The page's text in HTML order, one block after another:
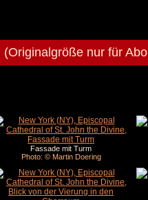
(Originalgröße nur für
Fassade mit Turm
Photo: © Martin Doering